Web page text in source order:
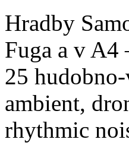
Hradby
Fuga a v A4
25
ambient,
rhythmic